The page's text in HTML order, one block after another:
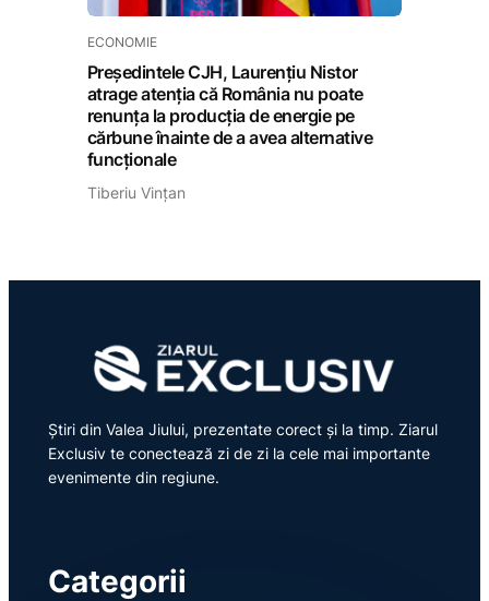
ECONOMIE
Președintele CJH, Laurențiu Nistor
atrage atenția că România nu poate
renunța la producția de energie pe
cărbune înainte de a avea alternative
funcționale
Tiberiu Vințan
Știri din Valea Jiului, prezentate corect și la timp. Ziarul
Exclusiv te conectează zi de zi la cele mai importante
evenimente din regiune.
Categorii